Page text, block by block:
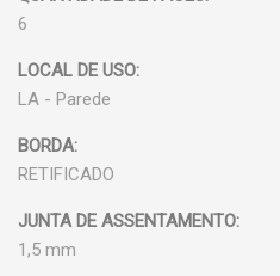
6
LOCAL DE USO:
LA - Parede
BORDA:
RETIFICADO
JUNTA DE ASSENTAMENTO:
1,5 mm